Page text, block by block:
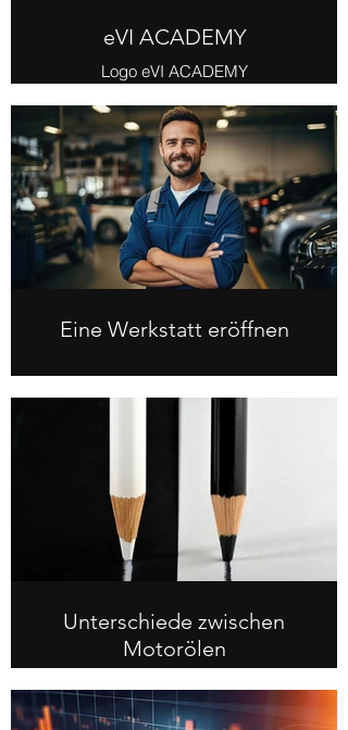
eVI ACADEMY
Logo eVI ACADEMY
Eine Werkstatt eröffnen
Unterschiede zwischen
Motorölen